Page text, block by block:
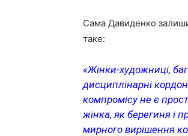
Сама Давиденко
таке:
«Жінки-художниці,
дисциплінарні
компромісу не є
жінка, як берегиня і
мирного вирішення